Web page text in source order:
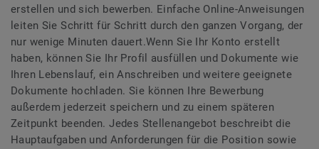
erstellen und sich bewerben. Einfache Online-Anweisungen
leiten Sie Schritt für Schritt durch den ganzen Vorgang, der
nur wenige Minuten dauert.Wenn Sie Ihr Konto erstellt
haben, können Sie Ihr Profil ausfüllen und Dokumente wie
Ihren Lebenslauf, ein Anschreiben und weitere geeignete
Dokumente hochladen. Sie können Ihre Bewerbung
außerdem jederzeit speichern und zu einem späteren
Zeitpunkt beenden. Jedes Stellenangebot beschreibt die
Hauptaufgaben und Anforderungen für die Position sowie